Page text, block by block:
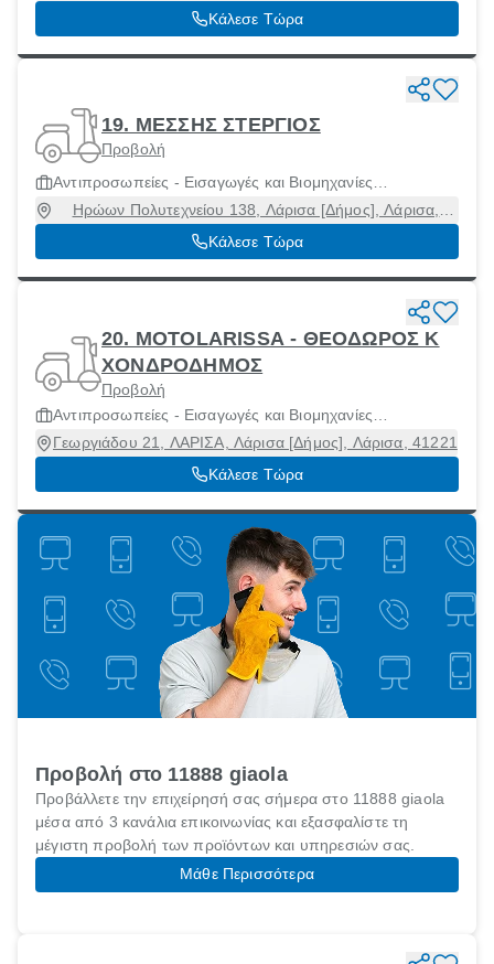
41335
Κάλεσε Τώρα
19. ΜΕΣΣΗΣ ΣΤΕΡΓΙΟΣ
Προβολή
Αντιπροσωπείες - Εισαγωγές και Βιομηχανίες
Μοτοσικλετών και Μοτοποδηλάτων
Ηρώων Πολυτεχνείου 138, Λάρισα [Δήμος], Λάρισα,
41335
Κάλεσε Τώρα
20. MOTOLARISSA - ΘΕΟΔΩΡΟΣ Κ
ΧΟΝΔΡΟΔΗΜΟΣ
Προβολή
Αντιπροσωπείες - Εισαγωγές και Βιομηχανίες
Μοτοσικλετών και Μοτοποδηλάτων
Γεωργιάδου 21, ΛΑΡΙΣΑ, Λάρισα [Δήμος], Λάρισα, 41221
Κάλεσε Τώρα
Προβολή στο 11888 giaola
Προβάλλετε την επιχείρησή σας σήμερα στο 11888 giaola
μέσα από 3 κανάλια επικοινωνίας και εξασφαλίστε τη
μέγιστη προβολή των προϊόντων και υπηρεσιών σας.
Μάθε Περισσότερα